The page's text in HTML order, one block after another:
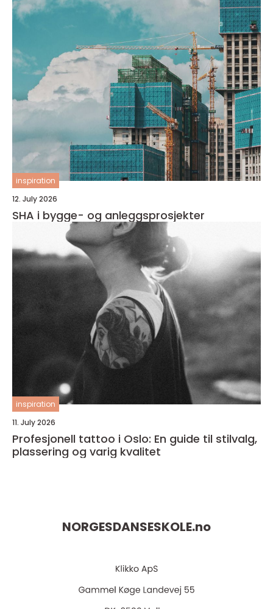
inspiration
12. July 2026
SHA i bygge- og anleggsprosjekter
inspiration
11. July 2026
Profesjonell tattoo i Oslo: En guide til stilvalg,
plassering og varig kvalitet
NORGESDANSESKOLE.no